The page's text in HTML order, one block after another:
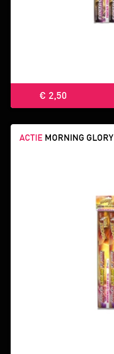
€ 2,50
ACTIE MORNING GLORY